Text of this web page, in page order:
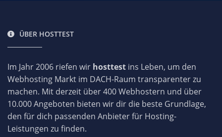
ÜBER HOSTTEST
Im Jahr 2006 riefen wir hosttest ins Leben, um den
Webhosting Markt im DACH-Raum transparenter zu
machen. Mit derzeit über 400 Webhostern und über
10.000 Angeboten bieten wir dir die beste Grundlage,
den für dich passenden Anbieter für Hosting-
Leistungen zu finden.